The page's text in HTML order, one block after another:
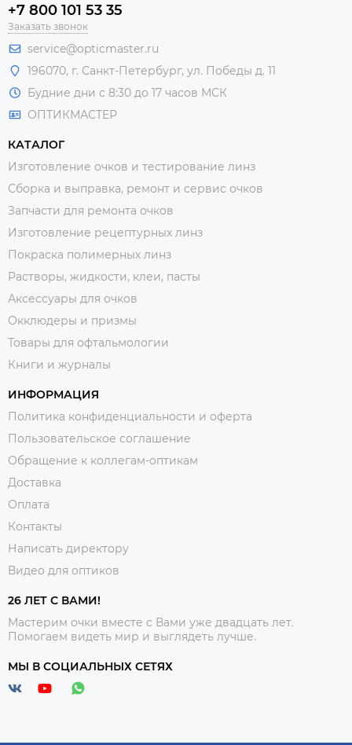
+7 800 101 53 35
Заказать звонок
service@opticmaster.ru
196070, г. Санкт-Петербург, ул. Победы д. 11
Будние дни с 8:30 до 17 часов МСК
ОПТИКМАСТЕР
КАТАЛОГ
Изготовление очков и тестирование линз
Сборка и выправка, ремонт и сервис очков
Запчасти для ремонта очков
Изготовление рецептурных линз
Покраска полимерных линз
Растворы, жидкости, клеи, пасты
Аксессуары для очков
Окклюдеры и призмы
Товары для офтальмологии
Книги и журналы
ИНФОРМАЦИЯ
Политика конфиденциальности и оферта
Пользовательское соглашение
Обращение к коллегам-оптикам
Доставка
Оплата
Контакты
Написать директору
Видео для оптиков
26 ЛЕТ С ВАМИ!
Мастерим очки вместе с Вами уже двадцать лет.
Помогаем видеть мир и выглядеть лучше.
МЫ В СОЦИАЛЬНЫХ СЕТЯХ